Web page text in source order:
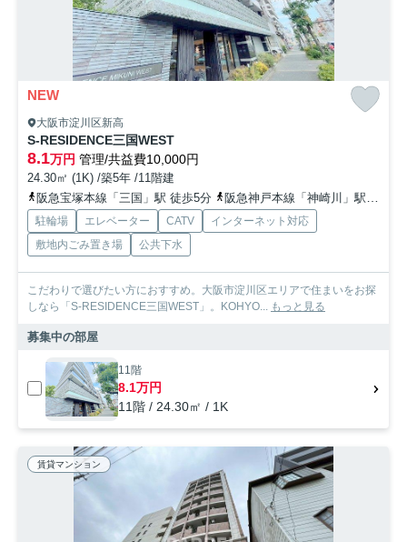
NEW
大阪市淀川区新高
S-RESIDENCE三国WEST
8.1万円 管理/共益費10,000円
24.30㎡ (1K) /築5年 /11階建
阪急宝塚本線「三国」駅 徒歩5分
阪急神戸本線「神崎川」駅 徒歩14分
駐輪場 エレベーター CATV
インターネット対応
敷地内ごみ置き場
公共下水
こだわりで選びたい方におすすめ。大阪市淀川区エリアで住まいをお探
しなら「S-RESIDENCE三国WEST」。KOHYO...
もっと見る
募集中の部屋
11階
8.1万円
11階 / 24.30㎡ / 1K
賃貸マンション